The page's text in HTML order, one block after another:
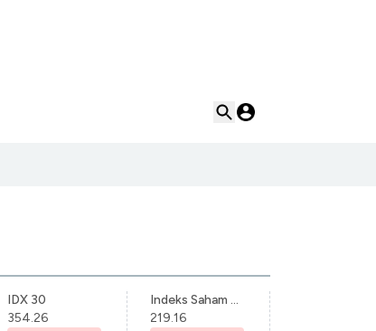
IDX 30
354.26
Indeks Saham Syariah Indonesia
219.16